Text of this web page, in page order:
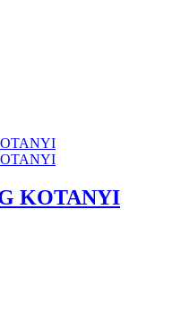
KOTANYI